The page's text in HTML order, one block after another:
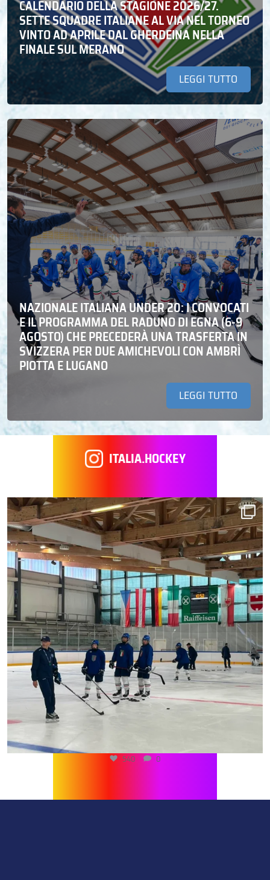
CALENDARIO DELLA STAGIONE 2026/27.
SETTE SQUADRE ITALIANE AL VIA NEL TORNEO
VINTO AD APRILE DAL GHERDEINA NELLA
FINALE SUL MERANO
LEGGI TUTTO
NAZIONALE ITALIANA UNDER 20: I CONVOCATI
E IL PROGRAMMA DEL RADUNO DI EGNA (6-9
AGOSTO) CHE PRECEDERÀ UNA TRASFERTA IN
SVIZZERA PER DUE AMICHEVOLI CON AMBRÌ
PIOTTA E LUGANO
LEGGI TUTTO
ITALIA.HOCKEY
540 0